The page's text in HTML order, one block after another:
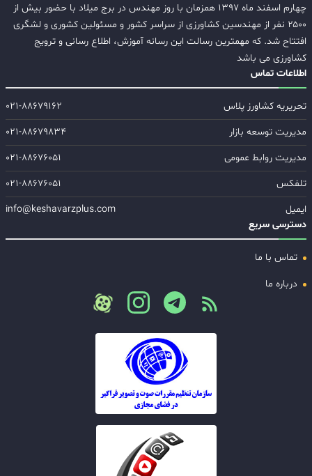
چهارم اسفند ماه ۱۳۹۷ همزمان با روز مهندس در برج میلاد با حضور بیش از
۲۵۰۰ نفر از مهندسین کشاورزی از سراسر کشور و مسئولین کشوری و لشگری
افتتاح شد. که مهمترین رسالت این رسانه آموزش، اطلاع رسانی و ترویج
کشاورزی می باشد
اطلاعات تماس
تحریریه کشاورز پلاس
۰۲۱-۸۸۶۷۹۱۶۲
مدیریت توسعه بازار
۰۲۱-۸۸۶۷۹۸۳۴
مدیریت روابط عمومی
۰۲۱-۸۸۶۷۶۰۵۱
تلفکس
۰۲۱-۸۸۶۷۶۰۵۱
ایمیل
info@keshavarzplus.com
دسترسی سریع
تماس با ما
درباره ما